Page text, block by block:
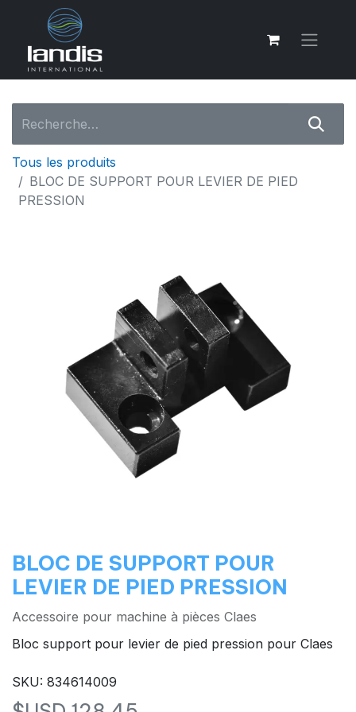
Tous les produits
BLOC DE SUPPORT POUR LEVIER DE PIED
PRESSION
BLOC DE SUPPORT POUR
LEVIER DE PIED PRESSION
Accessoire pour machine à pièces Claes
Bloc support pour levier de pied pression pour Claes
SKU: 834614009